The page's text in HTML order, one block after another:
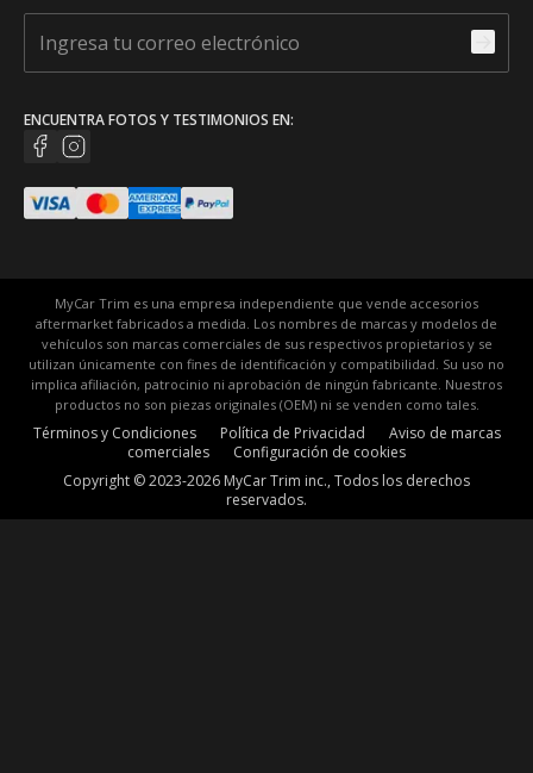
ENCUENTRA FOTOS Y TESTIMONIOS EN:
MyCar Trim es una empresa independiente que vende accesorios
aftermarket fabricados a medida. Los nombres de marcas y modelos de
vehículos son marcas comerciales de sus respectivos propietarios y se
utilizan únicamente con fines de identificación y compatibilidad. Su uso no
implica afiliación, patrocinio ni aprobación de ningún fabricante. Nuestros
productos no son piezas originales (OEM) ni se venden como tales.
Términos y Condiciones Política de Privacidad
Aviso de marcas
comerciales
Configuración de cookies
Copyright © 2023-2026 MyCar Trim inc., Todos los derechos
reservados.